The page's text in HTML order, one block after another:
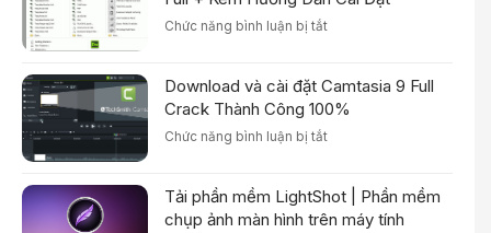
cài
–
Cài
Đặt
Chi
Chức năng bình luận bị tắtở
Dreamweaver
CS6
+
Hướng
Dẫn
Cài
Download và cài đặt Camtasia 9 Full
Crack Thành Công 100%
Chức năng bình luận bị tắtở
cài
đặt
Tải phần mềm LightShot | Phần mềm
chụp ảnh màn hình trên máy tính